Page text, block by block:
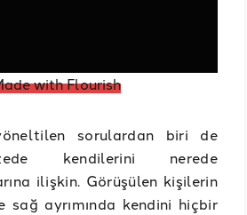
sorulardan biri de
kendilerini nerede
ilişkin. Görüşülen kişilerin
ayrımında kendini hiçbir